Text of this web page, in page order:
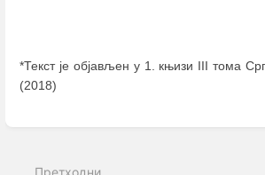
*Текст је објављен у 1. књизи III тома
(2018)
mode